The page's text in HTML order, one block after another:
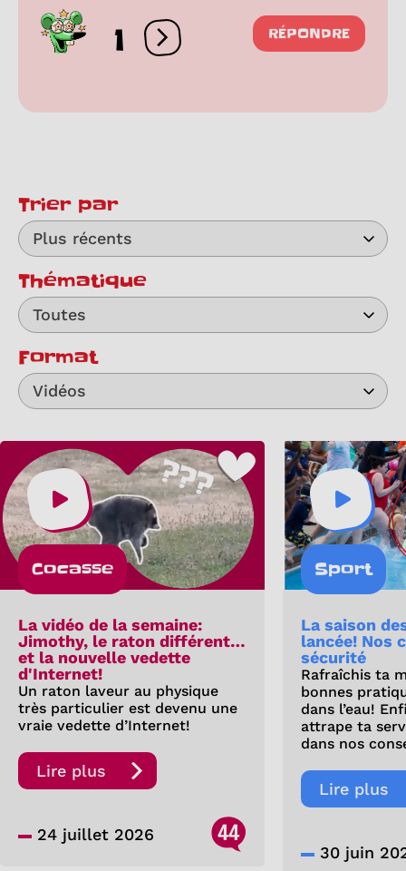
1 Ouvrir les réactions
RÉPONDRE
Trier par
Plus récents
Thématique
Toutes
Format
Vidéos
Cocasse
La vidéo de la semaine:
Jimothy, le raton différent…
et la nouvelle vedette
d'Internet!
Un raton laveur au physique
très particulier est devenu une
vraie vedette d’Internet!
Lire plus
24 juillet 2026 44
Sport
La saison
lancée! Nos
sécurité
Rafraîchis ta
bonnes
dans l’eau!
attrape ta
dans nos
Lire plus
30 juin